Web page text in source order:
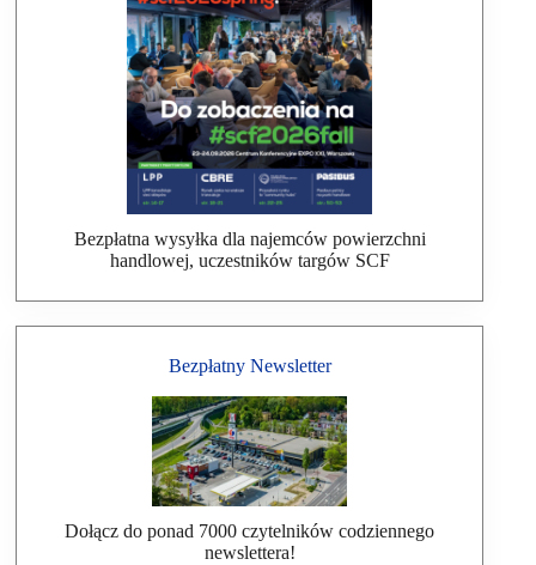
Bezpłatna wysyłka dla najemców powierzchni
handlowej, uczestników targów SCF
Bezpłatny Newsletter
Dołącz do ponad 7000 czytelników codziennego
newslettera!